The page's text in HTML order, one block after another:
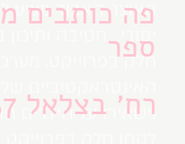
האוצר האבוד מציע
יסודי, חטיבה
חלק בפרוייקט.
וישאירו על הילדים
פה כותבים
ספר
רח׳ בצלאל 57, ירושלים